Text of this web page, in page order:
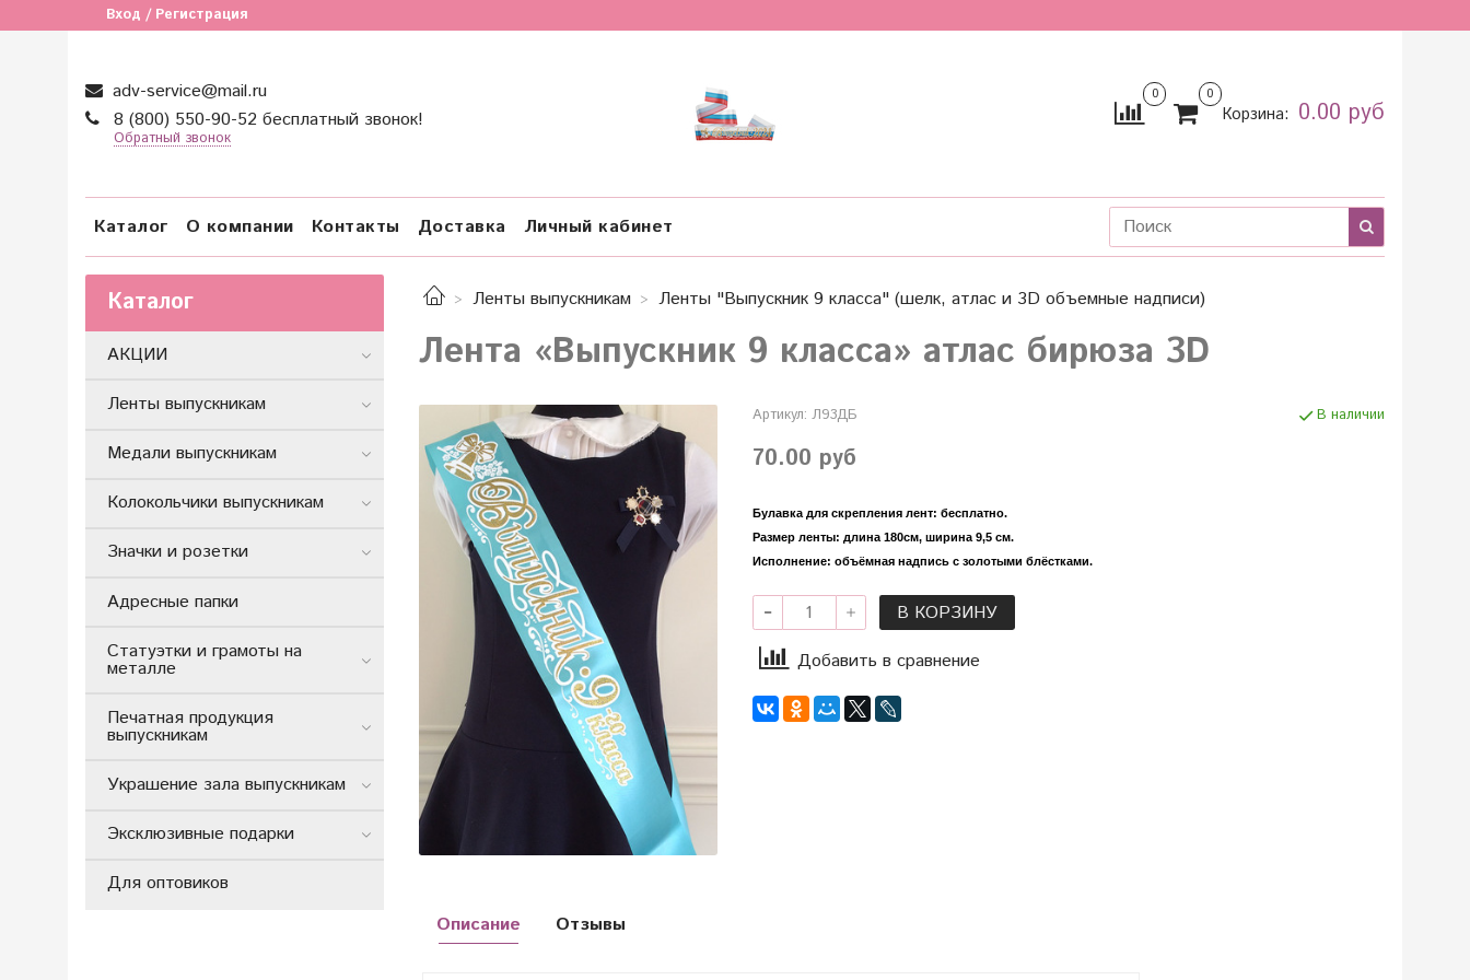
Вход / Регистрация
adv-service@mail.ru
8 (800) 550-90-52 бесплатный звонок!
Обратный звонок
0 0
Корзина: 0.00 руб
Каталог О компании Контакты Доставка Личный кабинет
Ленты выпускникам Ленты "Выпускник 9 класса" (шелк, атлас и 3D объемные надписи)
Лента «Выпускник 9 класса» атлас бирюза 3D
Артикул: Л93ДБ В наличии
70.00 руб
Булавка для скрепления лент: бесплатно.
Размер ленты: длина 180см, ширина 9,5 см.
Исполнение: объёмная надпись с золотыми блёстками.
В КОРЗИНУ
Добавить в сравнение
Описание Отзывы
Каталог
АКЦИИ
Ленты выпускникам
Медали выпускникам
Колокольчики выпускникам
Значки и розетки
Адресные папки
Статуэтки и грамоты на
металле
Печатная продукция
выпускникам
Украшение зала выпускникам
Эксклюзивные подарки
Для оптовиков